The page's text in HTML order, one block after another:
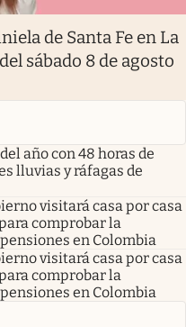
de Santa Fe en La
sábado 8 de agosto
año con 48 horas de
lluvias y ráfagas de
visitará casa por casa
comprobar la
en Colombia
visitará casa por casa
comprobar la
en Colombia